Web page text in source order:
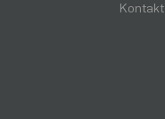
Kontakt